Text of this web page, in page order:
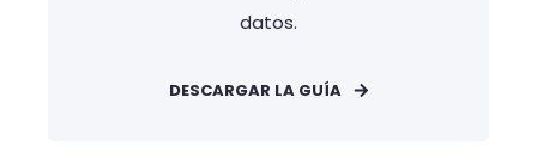
datos.
DESCARGAR LA GUÍA